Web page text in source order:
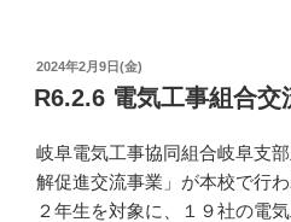
投
稿
日:
2024年2月9日(金)
R6.2.6 電気工事組合
岐阜電気工事協同組合岐阜支
解促進交流事業」が本校で行
２年生を対象に、１９社の電